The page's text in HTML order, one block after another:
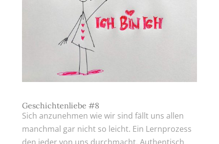
Geschichtenliebe #8
Sich anzunehmen wie wir sind fällt uns allen
manchmal gar nicht so leicht. Ein Lernprozess